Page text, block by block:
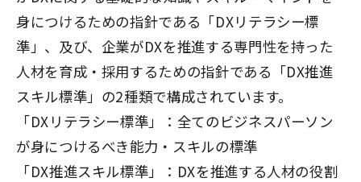
身につけるための指針である「DXリテラシー標
準」、及び、企業がDXを推進する専門性を持った
人材を育成・採用するための指針である「DX推進
スキル標準」の2種類で構成されています。
「DXリテラシー標準」：全てのビジネスパーソン
が身につけるべき能力・スキルの標準
「DX推進スキル標準」：DXを推進する人材の役割